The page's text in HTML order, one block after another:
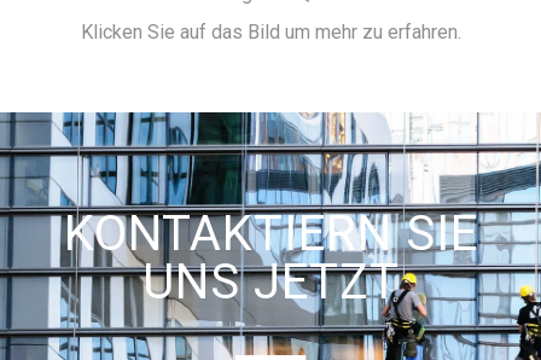
Klicken Sie auf das Bild um mehr zu erfahren.
KONTAKTIERN SIE
UNS JETZT